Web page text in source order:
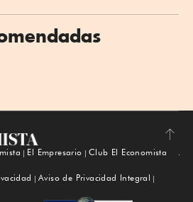
Subir
El Empresario
Club El Economista
Aviso de Privacidad Integral